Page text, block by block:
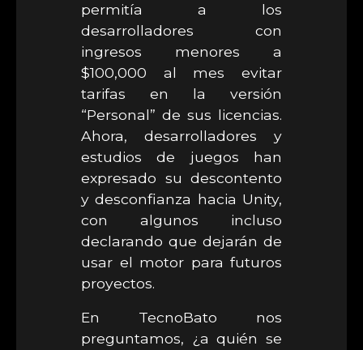
permitía a los
desarrolladores con
ingresos menores a
$100,000 al mes evitar
tarifas en la versión
“Personal” de sus licencias.
Ahora, desarrolladores y
estudios de juegos han
expresado su descontento
y desconfianza hacia Unity,
con algunos incluso
declarando que dejarán de
usar el motor para futuros
proyectos.
En TecnoBato nos
preguntamos, ¿a quién se